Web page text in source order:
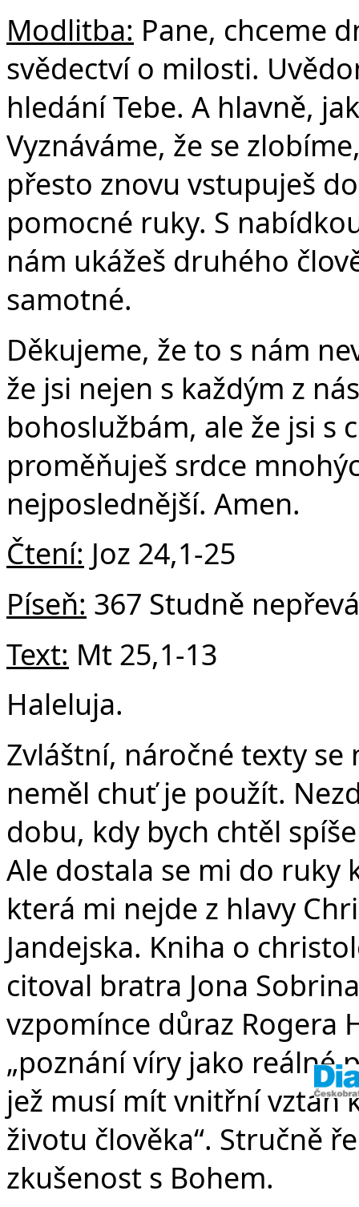
v
Modlitba: Pane, chceme
svědectví o milosti.
hledání Tebe. A hlavně,
Vyznáváme, že se
přesto znovu vstupuješ
pomocné ruky. S
nám ukážeš druhého
samotné.
Děkujeme, že to s nám
že jsi nejen s každým z
bohoslužbám, ale že jsi s
proměňuješ srdce
nejposlednější. Amen.
Čtení: Joz 24,1-25
Píseň: 367 Studně
Text: Mt 25,1-13
Haleluja.
Zvláštní, náročné texty se
neměl chuť je použít.
dobu, kdy bych chtěl
Ale dostala se mi do ruky
která mi nejde z hlavy
Jandejska. Kniha o
citoval bratra Jona
vzpomínce důraz Rogera
„poznání víry jako reálné
jež musí mít vnitřní vztah
životu člověka“. Stručně
zkušenost s Bohem.